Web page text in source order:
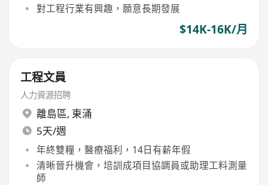
對工程行業有興趣，願意長期發展
$14K-16K/月
工程文員
人力資源招聘
離島區, 東涌
5天/週
年終雙糧，醫療福利，14日有薪年假
清晰晉升機會，培訓成項目協調員或助理工料測量
師